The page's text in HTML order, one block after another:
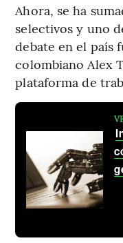
Ahora, se ha
selectivos y uno
debate en el país
colombiano Alex
plataforma de